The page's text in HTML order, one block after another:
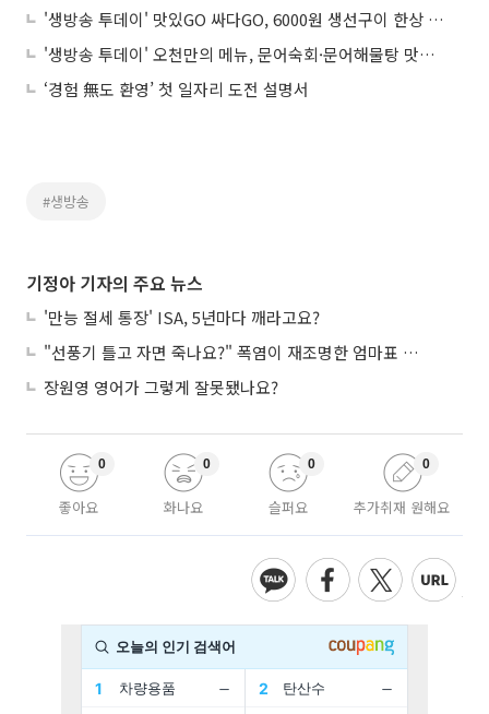
'생방송 투데이' 맛있GO 싸다GO, 6000원 생선구이 한상 '곽홍백 외식연구소'…위치는?
'생방송 투데이' 오천만의 메뉴, 문어숙회·문어해물탕 맛집 '천하일미'…위치는?
‘경험 無도 환영’ 첫 일자리 도전 설명서
#생방송
기정아 기자의 주요 뉴스
'만능 절세 통장' ISA, 5년마다 깨라고요?
"선풍기 틀고 자면 죽나요?" 폭염이 재조명한 엄마표 괴담
장원영 영어가 그렇게 잘못됐나요?
좋아요
0
화나요
0
슬퍼요
0
추가취재 원해요
0